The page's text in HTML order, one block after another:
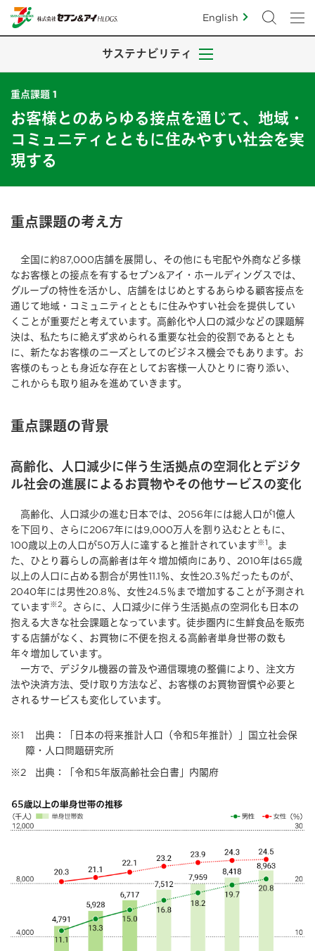
English
サステナビリティ
重点課題 1
お客様とのあらゆる接点を通じて、地域・
コミュニティとともに住みやすい社会を実
現する
重点課題の考え方
全国に約87,000店舗を展開し、その他にも宅配や外商など多様
なお客様との接点を有するセブン&アイ・ホールディングスでは、
グループの特性を活かし、店舗をはじめとするあらゆる顧客接点を
通じて地域・コミュニティとともに住みやすい社会を提供してい
くことが重要だと考えています。高齢化や人口の減少などの課題解
決は、私たちに絶えず求められる重要な社会的役割であるととも
に、新たなお客様のニーズとしてのビジネス機会でもあります。お
客様のもっとも身近な存在としてお客様一人ひとりに寄り添い、
これからも取り組みを進めていきます。
重点課題の背景
高齢化、人口減少に伴う生活拠点の空洞化とデジタ
ル社会の進展によるお買物やその他サービスの変化
高齢化、人口減少の進む日本では、2056年には総人口が1億人
を下回り、さらに2067年には9,000万人を割り込むとともに、
100歳以上の人口が50万人に達すると推計されています※1。ま
た、ひとり暮らしの高齢者は年々増加傾向にあり、2010年は65歳
以上の人口に占める割合が男性11.1％、女性20.3％だったものが、
2040年には男性20.8％、女性24.5％まで増加することが予測され
ています※2。さらに、人口減少に伴う生活拠点の空洞化も日本の
抱える大きな社会課題となっています。徒歩圏内に生鮮食品を販売
する店舗がなく、お買物に不便を抱える高齢者単身世帯の数も
年々増加しています。
一方で、デジタル機器の普及や通信環境の整備により、注文方
法や決済方法、受け取り方法など、お客様のお買物習慣や必要と
されるサービスも変化しています。
※1 出典：「日本の将来推計人口（令和5年推計）」国立社会保
障・人口問題研究所
※2出典：「令和5年版高齢社会白書」内閣府